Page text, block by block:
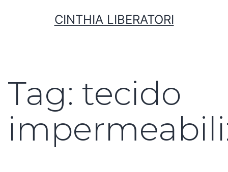
CINTHIA LIBERATORI
Tag: tecido